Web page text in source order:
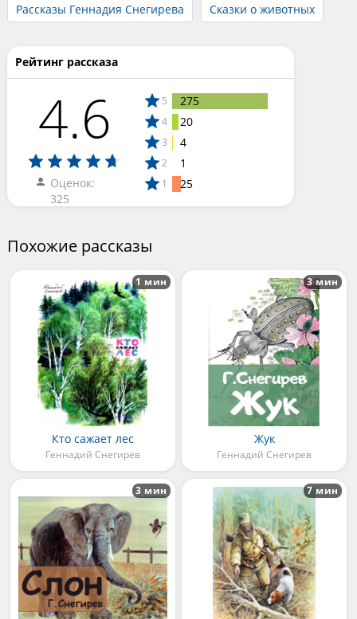
Рассказы Геннадия Снегирева
Сказки о животных
Рейтинг рассказа
4.6
Оценок:
325
5 275
4 20
3 4
2 1
1 25
Похожие рассказы
Кто сажает лес
Геннадий Снегирев
1 мин
Жук
Геннадий Снегирев
3 мин
3 мин 7 мин